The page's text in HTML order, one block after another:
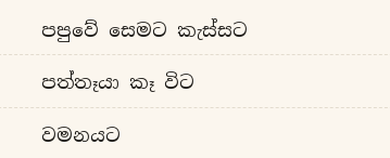
පපුවේ සෙමට කැස්සට
පත්තෑයා කෑ විට
වමනයට